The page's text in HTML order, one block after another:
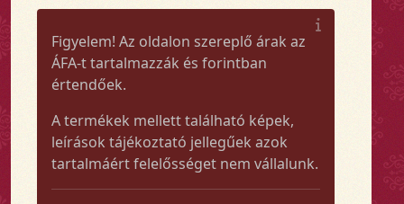
Figyelem! Az oldalon szereplő árak az
ÁFA-t tartalmazzák és forintban
értendőek.
A termékek mellett található képek,
leírások tájékoztató jellegűek azok
tartalmáért felelősséget nem vállalunk.